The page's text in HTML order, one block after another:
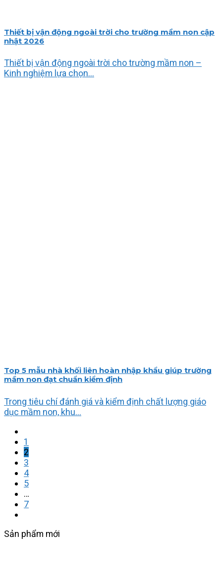
Thiết bị vận động ngoài trời cho trường mầm non cập
nhật 2026
Thiết bị vận động ngoài trời cho trường mầm non –
Kinh nghiệm lựa chọn...
Top 5 mẫu nhà khối liên hoàn nhập khẩu giúp trường
mầm non đạt chuẩn kiểm định
Trong tiêu chí đánh giá và kiểm định chất lượng giáo
dục mầm non, khu...
1
2
3
4
5
…
7
Sản phẩm mới